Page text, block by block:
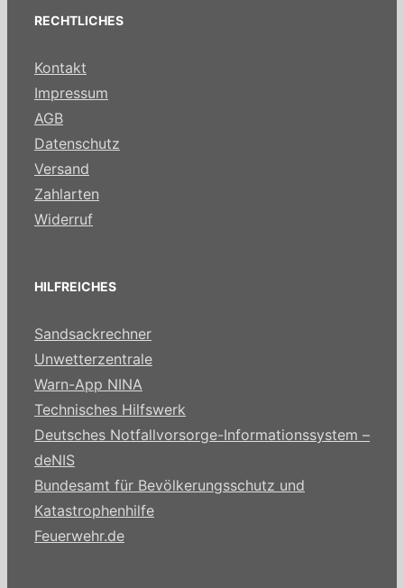
RECHTLICHES
Kontakt
Impressum
AGB
Datenschutz
Versand
Zahlarten
Widerruf
HILFREICHES
Sandsackrechner
Unwetterzentrale
Warn-App NINA
Technisches Hilfswerk
Deutsches Notfallvorsorge-Informationssystem –
deNIS
Bundesamt für Bevölkerungsschutz und
Katastrophenhilfe
Feuerwehr.de